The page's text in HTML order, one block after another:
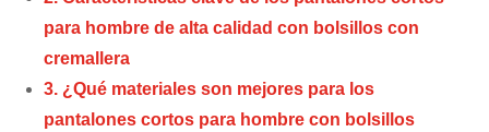
para hombre de alta calidad con bolsillos con
cremallera
3. ¿Qué materiales son mejores para los
pantalones cortos para hombre con bolsillos